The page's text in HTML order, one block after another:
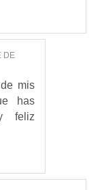
DE
mis
has
feliz